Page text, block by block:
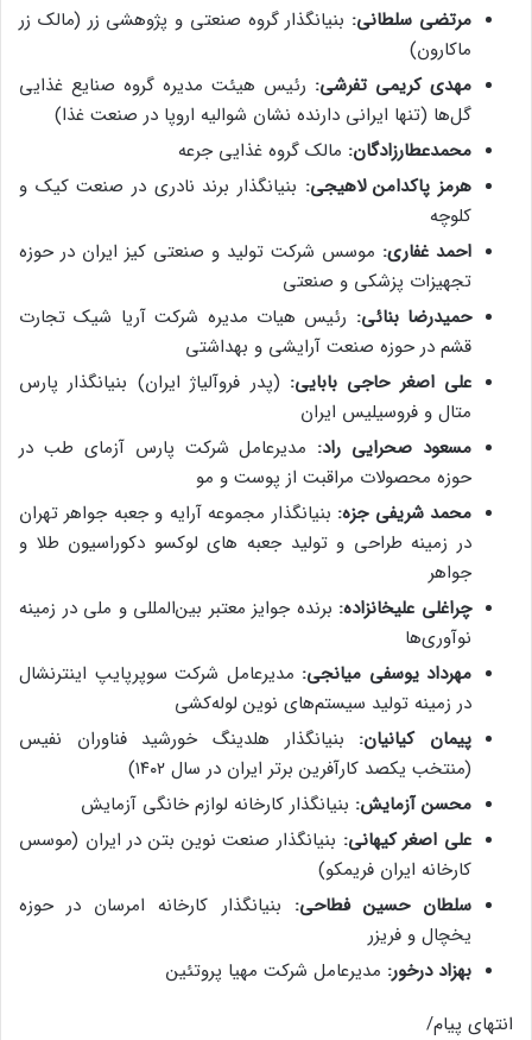
مرتضی سلطانی: بنیانگذار گروه صنعتی و پژوهشی زر (مالک زر
ماکارون)
مهدی کریمی تفرشی: رئیس هیئت مدیره گروه صنایع غذایی
گل‌ها (تنها ایرانی دارنده نشان شوالیه اروپا در صنعت غذا)
محمدعطارزادگان: مالک گروه غذایی جرعه
هرمز پاکدامن لاهیجی: بنیانگذار برند نادری در صنعت کیک و
کلوچه
احمد غفاری: موسس شرکت تولید و صنعتی کیز ایران در حوزه
تجهیزات پزشکی و صنعتی
حمیدرضا بنائی: رئیس هیات مدیره شرکت آریا شیک تجارت
قشم در حوزه صنعت آرایشی و بهداشتی
علی اصغر حاجی بابایی: (پدر فروآلیاژ ایران) بنیانگذار پارس
متال و فروسیلیس ایران
مسعود صحرایی راد: مدیرعامل شرکت پارس آزمای طب در
حوزه محصولات مراقبت از پوست و مو
محمد شریفی جزه: بنیانگذار مجموعه آرایه و جعبه جواهر تهران
در زمینه طراحی و تولید جعبه های لوکسو دکوراسیون طلا و
جواهر
چراغلی علیخانزاده: برنده جوایز معتبر بین‌المللی و ملی در زمینه
نوآوری‌ها
مهرداد یوسفی میانجی: مدیرعامل شرکت سوپرپایپ اینترنشال
در زمینه تولید سیستم‌های نوین لوله‌کشی
پیمان کیانیان: بنیانگذار هلدینگ خورشید فناوران نفیس
(منتخب یکصد کارآفرین برتر ایران در سال ۱۴۰۲)
محسن آزمایش: بنیانگذار کارخانه لوازم خانگی آزمایش
علی اصغر کیهانی: بنیانگذار صنعت نوین بتن در ایران (موسس
کارخانه ایران فریمکو)
سلطان حسین فطاحی: بنیانگذار کارخانه امرسان در حوزه
یخچال و فریزر
بهزاد درخور: مدیرعامل شرکت مهیا پروتئین
انتهای پیام/